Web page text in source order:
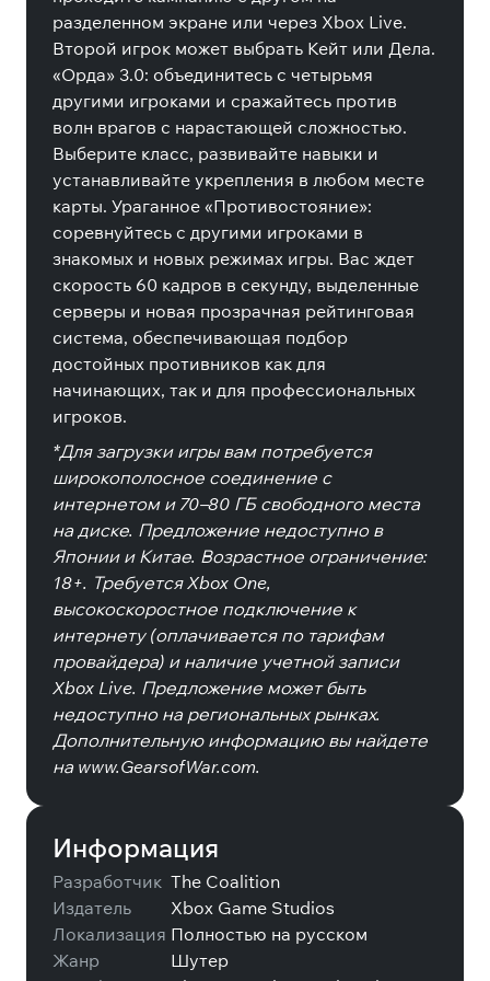
разделенном экране или через Xbox Live.
Второй игрок может выбрать Кейт или Дела.
«Орда» 3.0: объединитесь с четырьмя
другими игроками и сражайтесь против
волн врагов с нарастающей сложностью.
Выберите класс, развивайте навыки и
устанавливайте укрепления в любом месте
карты. Ураганное «Противостояние»:
соревнуйтесь с другими игроками в
знакомых и новых режимах игры. Вас ждет
скорость 60 кадров в секунду, выделенные
серверы и новая прозрачная рейтинговая
система, обеспечивающая подбор
достойных противников как для
начинающих, так и для профессиональных
игроков.
*Для загрузки игры вам потребуется
широкополосное соединение с
интернетом и 70–80 ГБ свободного места
на диске. Предложение недоступно в
Японии и Китае. Возрастное ограничение:
18+. Требуется Xbox One,
высокоскоростное подключение к
интернету (оплачивается по тарифам
провайдера) и наличие учетной записи
Xbox Live. Предложение может быть
недоступно на региональных рынках.
Дополнительную информацию вы найдете
на www.GearsofWar.com.
Информация
Разработчик The Coalition
Издатель
Xbox Game Studios
Локализация Полностью на русском
Жанр
Шутер